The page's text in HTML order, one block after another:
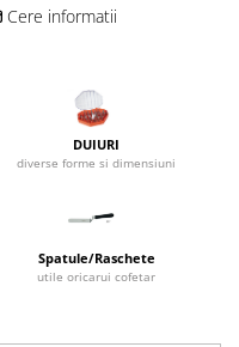
Cere informatii
DUIURI
diverse forme si dimensiuni
Spatule/Raschete
utile oricarui cofetar